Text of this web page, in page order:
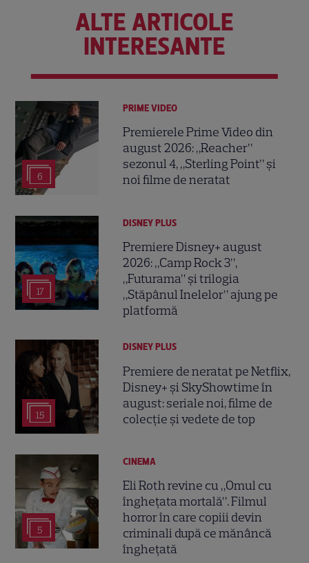
ALTE ARTICOLE
INTERESANTE
6
PRIME VIDEO
Premierele Prime Video din
august 2026: „Reacher”
sezonul 4, „Sterling Point” și
noi filme de neratat
17
DISNEY PLUS
Premiere Disney+ august
2026: „Camp Rock 3”,
„Futurama” și trilogia
„Stăpânul Inelelor” ajung pe
platformă
15
DISNEY PLUS
Premiere de neratat pe Netflix,
Disney+ și SkyShowtime în
august: seriale noi, filme de
colecție și vedete de top
5
CINEMA
Eli Roth revine cu „Omul cu
înghețata mortală”. Filmul
horror în care copiii devin
criminali după ce mănâncă
înghețată